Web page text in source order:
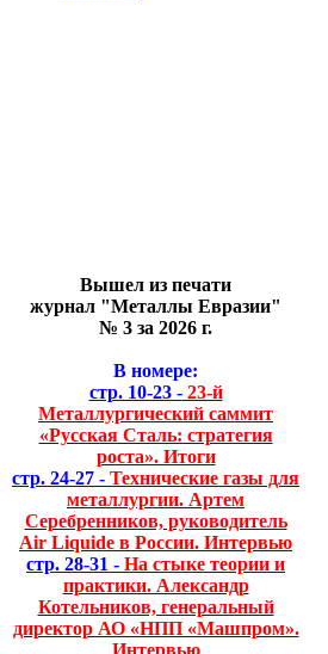
Вышел из печати
журнал "Металлы Евразии"
№ 3 за 2026 г.
В номере:
стр. 10-23 -23-й
Металлургический саммит
«Русская Сталь: стратегия
роста». Итоги
стр. 24-27 - Технические газы для
металлургии. Артем
Серебренников, руководитель
Air Liquide в России. Интервью
стр. 28-31 - На стыке теории и
практики. Александр
Котельников, генеральный
директор АО «НПП «Машпром».